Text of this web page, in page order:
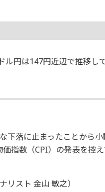
円は147円近辺で推移して
下落に止まったことから
指数（CPI）の発表を控
スト 金山 敏之）